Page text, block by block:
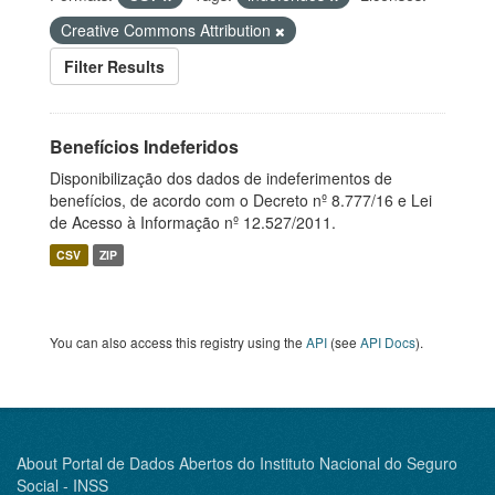
Creative Commons Attribution
Filter Results
Benefícios Indeferidos
Disponibilização dos dados de indeferimentos de
benefícios, de acordo com o Decreto nº 8.777/16 e Lei
de Acesso à Informação nº 12.527/2011.
CSV ZIP
You can also access this registry using the API (see API Docs).
About Portal de Dados Abertos do Instituto Nacional do Seguro
Social - INSS